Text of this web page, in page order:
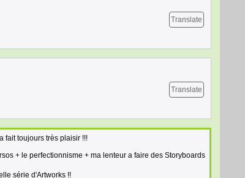
Translate
Translate
fait toujours très plaisir !!!
+ le perfectionnisme + ma lenteur a faire des Storyboards
série d'Artworks !!